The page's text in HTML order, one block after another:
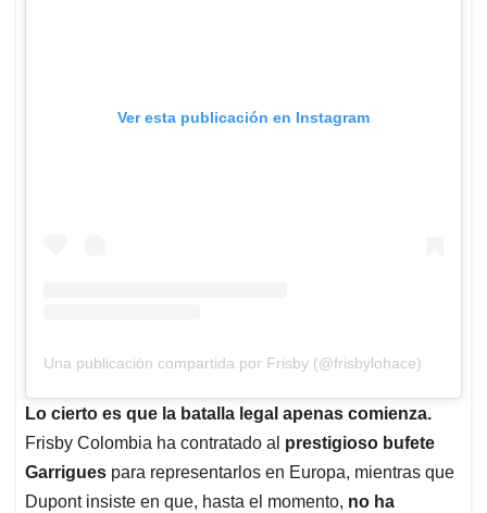
Ver esta publicación en Instagram
Una publicación compartida por Frisby (@frisbylohace)
Lo cierto es que la batalla legal apenas comienza.
Frisby Colombia ha contratado al prestigioso bufete
Garrigues para representarlos en Europa, mientras que
Dupont insiste en que, hasta el momento, no ha